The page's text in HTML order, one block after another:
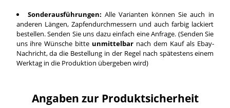
Sonderausführungen: Alle Varianten können Sie auch in
anderen Längen, Zapfendurchmessern und auch farbig lackiert
bestellen. Senden Sie uns dazu einfach eine Anfrage. (Senden Sie
uns ihre Wünsche bitte unmittelbar nach dem Kauf als Ebay-
Nachricht, da die Bestellung in der Regel nach spätestens einem
Werktag in die Produktion übergeben wird)
Angaben zur Produktsicherheit